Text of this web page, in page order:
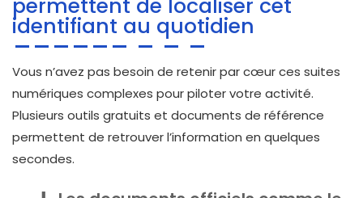
permettent de localiser cet
identifiant au quotidien
Vous n’avez pas besoin de retenir par cœur ces suites
numériques complexes pour piloter votre activité.
Plusieurs outils gratuits et documents de référence
permettent de retrouver l’information en quelques
secondes.